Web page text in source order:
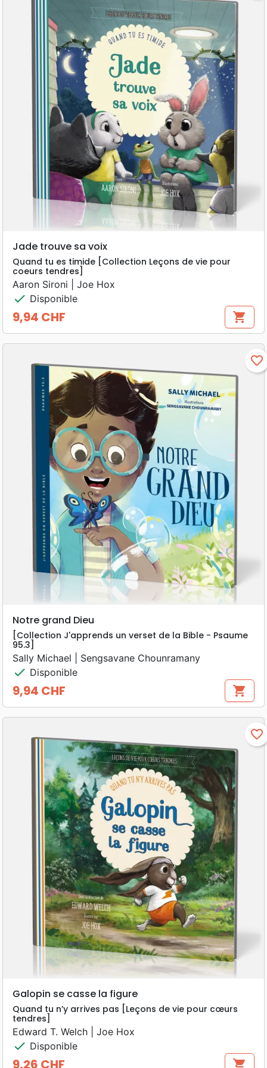
Jade trouve sa voix
Quand tu es timide [Collection Leçons de vie pour
coeurs tendres]
Aaron Sironi | Joe Hox
check Disponible
Prix
9,94 CHF shopping_cart
favorite_border
Notre grand Dieu
[Collection J'apprends un verset de la Bible - Psaume
95.3]
Sally Michael | Sengsavane Chounramany
check Disponible
Prix
9,94 CHF shopping_cart
favorite_border
Galopin se casse la figure
Quand tu n’y arrives pas [Leçons de vie pour cœurs
tendres]
Edward T. Welch | Joe Hox
check Disponible
9,26 CHF shopping_cart